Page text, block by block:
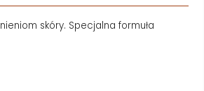
skóry. Specjalna formuła